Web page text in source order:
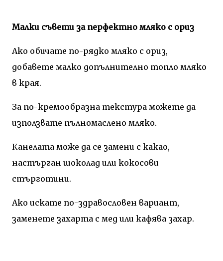
Малки съвети за перфектно мляко с ориз
Ако обичате по-рядко мляко с ориз,
добавете малко допълнително топло мляко
в края.
За по-кремообразна текстура можете да
използвате пълномаслено мляко.
Канелата може да се замени с какао,
настърган шоколад или кокосови
стърготини.
Ако искате по-здравословен вариант,
заменете захарта с мед или кафява захар.